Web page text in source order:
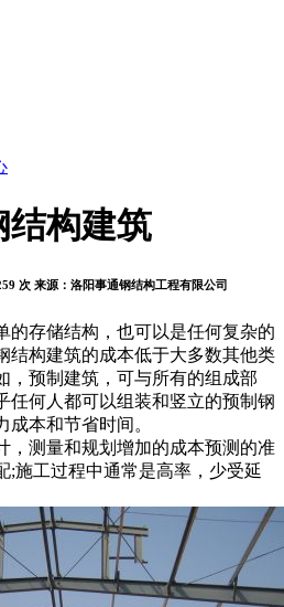
结构建筑
次 来源：洛阳事通钢结构工程有限公司
的存储结构，也可以是任何复杂的
结构建筑的成本低于大多数其他类
，预制建筑，可与所有的组成部
任何人都可以组装和竖立的预制钢
本和节省时间。
，测量和规划增加的成本预测的准
;施工过程中通常是高率，少受延